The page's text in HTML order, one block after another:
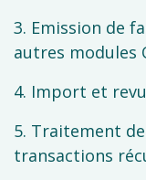
3. Emission de
autres modules
4. Import et
5. Traitement
transactions